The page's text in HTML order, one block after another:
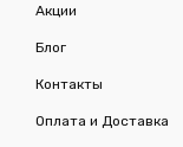
Акции
Блог
Контакты
Оплата и Доставка